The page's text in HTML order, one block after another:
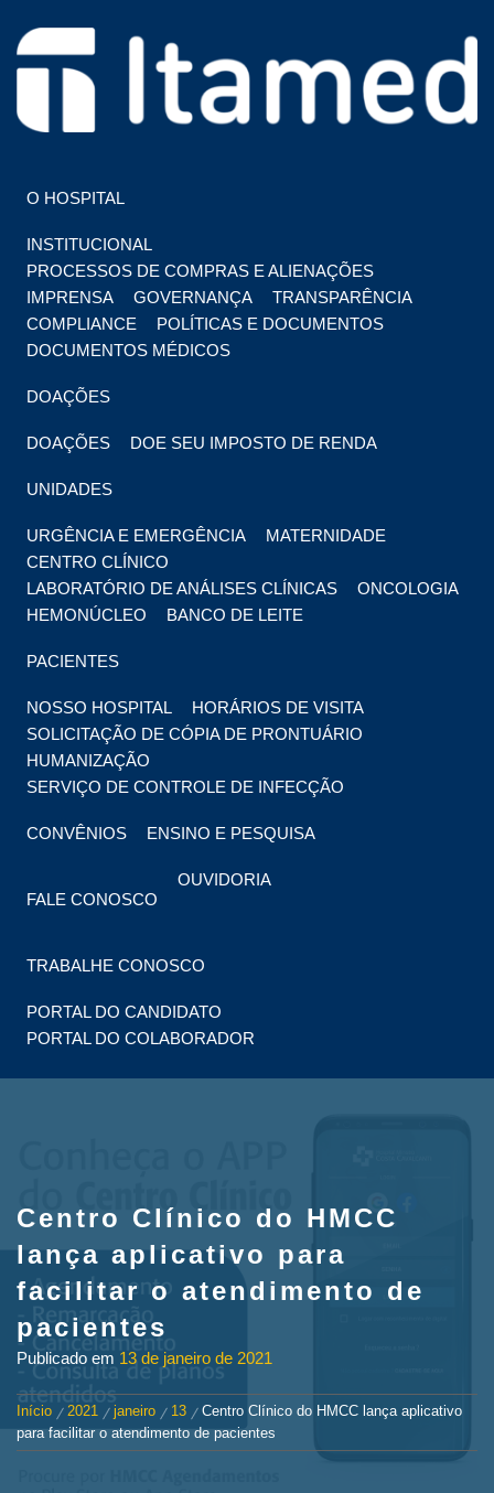
HOSPITAL EM FOZ DO IGUAÇU
O HOSPITAL
INSTITUCIONAL
PROCESSOS DE COMPRAS E ALIENAÇÕES
IMPRENSA
GOVERNANÇA
TRANSPARÊNCIA
COMPLIANCE
POLÍTICAS E DOCUMENTOS
DOCUMENTOS MÉDICOS
DOAÇÕES
DOAÇÕES DOE SEU IMPOSTO DE RENDA
UNIDADES
URGÊNCIA E EMERGÊNCIA
MATERNIDADE
CENTRO CLÍNICO
LABORATÓRIO DE ANÁLISES CLÍNICAS
ONCOLOGIA
HEMONÚCLEO
BANCO DE LEITE
PACIENTES
NOSSO HOSPITAL
HORÁRIOS DE VISITA
SOLICITAÇÃO DE CÓPIA DE PRONTUÁRIO
HUMANIZAÇÃO
SERVIÇO DE CONTROLE DE INFECÇÃO
CONVÊNIOS ENSINO E PESQUISA
FALE CONOSCO
OUVIDORIA
TRABALHE CONOSCO
PORTAL DO CANDIDATO
PORTAL DO COLABORADOR
Centro Clínico do HMCC
lança aplicativo para
facilitar o atendimento de
pacientes
Publicado em 13 de janeiro de 2021
Início 2021 janeiro 13
Centro Clínico do HMCC lança aplicativo
para facilitar o atendimento de pacientes